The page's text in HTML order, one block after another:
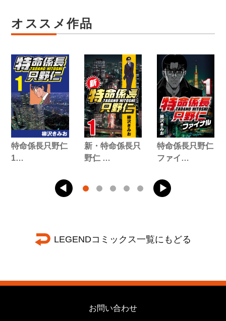
オススメ作品
特命係長只野仁
1…
新・特命係長只
野仁 …
特命係長只野仁
ファイ…
LEGENDコミックス一覧にもどる
お問い合わせ